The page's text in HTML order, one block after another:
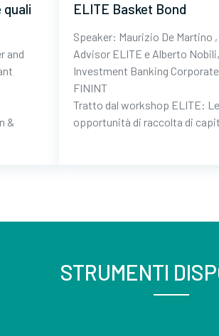
quali
and
&
ELITE Basket Bond
Speaker: Maurizio De Martino
Advisor ELITE e Alberto
Investment Banking
FININT
Tratto dal workshop ELITE: Le
opportunità di raccolta di
STRUMENTI